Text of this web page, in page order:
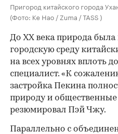
Пригород китайского города
(Фото: Ke Hao / Zuma / TASS )
До XX века природа была
городскую среду
на всех уровнях вплоть
специалист. «К
застройка Пекина
природу и общественные
резюмировал Пэй Чжу.
Параллельно с